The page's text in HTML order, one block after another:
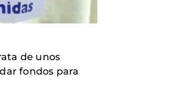
de unos
fondos para